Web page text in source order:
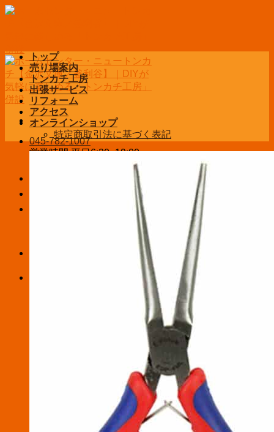
Skip
045-782-1007
営業時間 平日6:30~19:00
お買い物カゴに商品がありません。
お買い物カゴに商品がありません。
トップ
売り場案内
トンカチ工房
出張サービス
リフォーム
アクセス
オンラインショップ
特定商取引法に基づく表記